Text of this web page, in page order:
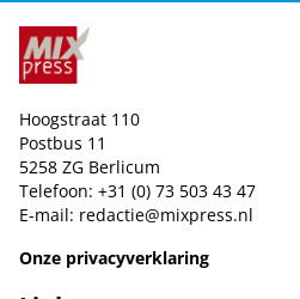
Hoogstraat 110
Postbus 11
5258 ZG Berlicum
Telefoon: +31 (0) 73 503 43 47
E-mail: redactie@mixpress.nl
Onze privacyverklaring